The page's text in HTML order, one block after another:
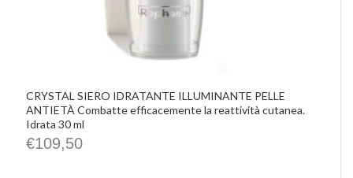
CRYSTAL SIERO IDRATANTE ILLUMINANTE PELLE
ANTIETÀ Combatte efficacemente la reattività cutanea.
Idrata 30 ml
€109,50